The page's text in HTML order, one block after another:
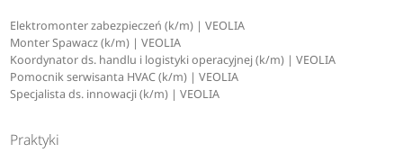
Elektromonter zabezpieczeń (k/m) | VEOLIA
Monter Spawacz (k/m) | VEOLIA
Koordynator ds. handlu i logistyki operacyjnej (k/m) | VEOLIA
Pomocnik serwisanta HVAC (k/m) | VEOLIA
Specjalista ds. innowacji (k/m) | VEOLIA
Praktyki